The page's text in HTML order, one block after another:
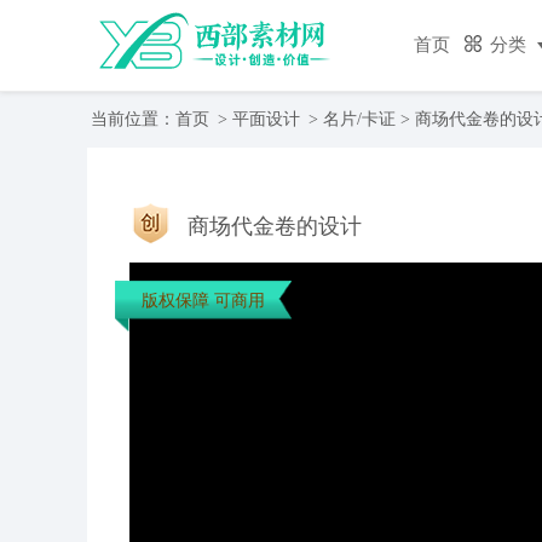
首页 分类
当前位置： 首页 > 平面设计 > 名片/卡证 > 商场代金卷的设
商场代金卷的设计
版权保障 可商用